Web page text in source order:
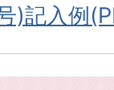
)記入例